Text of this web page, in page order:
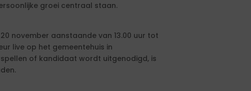
groei centraal staan.
november aanstaande van 13.00 uur tot
live op het gemeentehuis in
of kandidaat wordt uitgenodigd, is